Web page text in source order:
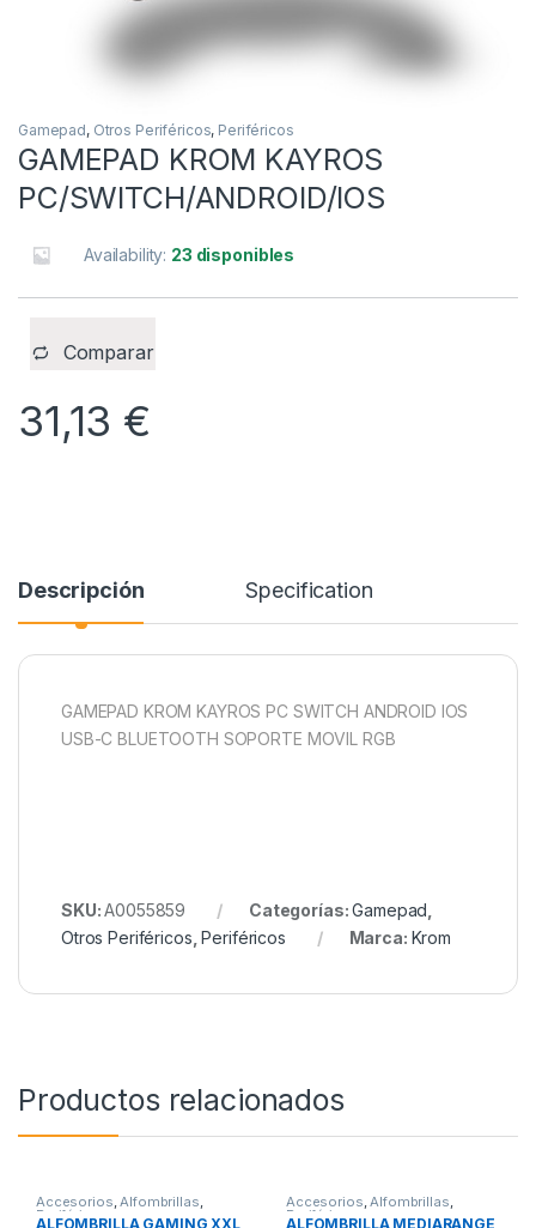
Gamepad, Otros Periféricos, Periféricos
GAMEPAD KROM KAYROS
PC/SWITCH/ANDROID/IOS
Availability: 23 disponibles
Comparar
31,13 €
Descripción Specification
GAMEPAD KROM KAYROS PC SWITCH ANDROID IOS
USB-C BLUETOOTH SOPORTE MOVIL RGB
SKU:A0055859 Categorías:Gamepad
Otros Periféricos ,Periféricos Marca: Krom
Productos relacionados
Accesorios,Alfombrillas,
Periféricos
ALFOMBRILLA GAMING XXL
Accesorios,Alfombrillas,
Periféricos
ALFOMBRILLA MEDIARANGE